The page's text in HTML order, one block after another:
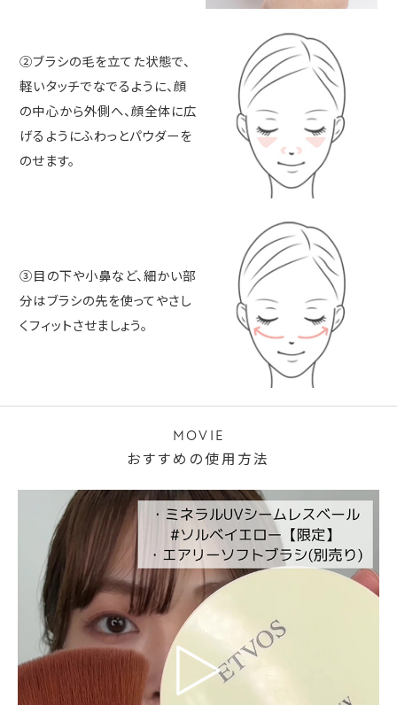
②ブラシの毛を立てた状態で、
軽いタッチでなでるように、顔
の中心から外側へ、顔全体に広
げるようにふわっとパウダーを
のせます。
③目の下や小鼻など、細かい部
分はブラシの先を使ってやさし
くフィットさせましょう。
MOVIE
おすすめの使用方法